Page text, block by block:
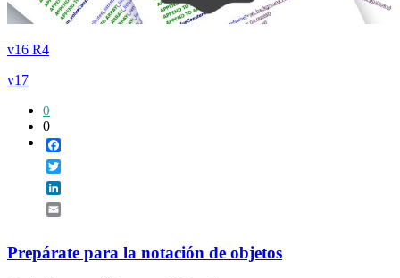
v16 R4
v17
0
0
Prepárate para la notación de objetos